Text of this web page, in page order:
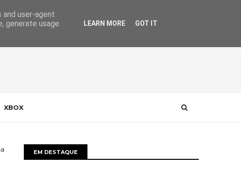
XBOX
EM DESTAQUE
user-agent
generate usage
LEARN MORE GOT IT